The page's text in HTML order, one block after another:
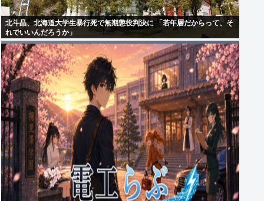
北斗晶、北海道大学生暴行死で無期懲役判決に 「若年層だからって、そ
れでいいんだろうか」